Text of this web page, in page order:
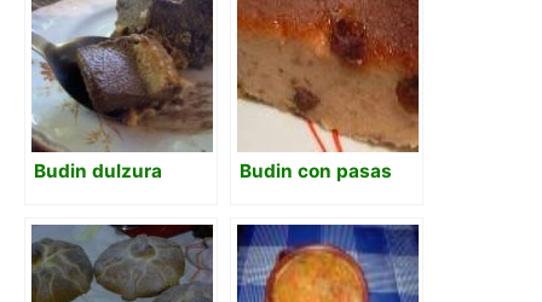
Budin dulzura Budin con pasas